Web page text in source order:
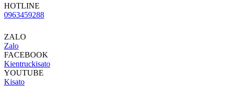
HOTLINE
0963459288
ZALO
Zalo
FACEBOOK
Kientruckisato
YOUTUBE
Kisato